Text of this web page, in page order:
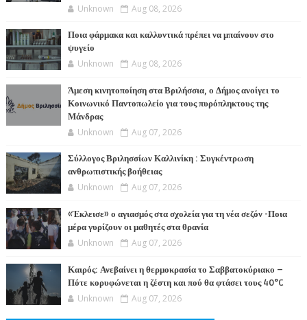
Unknown Aug 08, 2026
Ποια φάρμακα και καλλυντικά πρέπει να μπαίνουν στο
ψυγείο
Unknown Aug 08, 2026
Άμεση κινητοποίηση στα Βριλήσσια, ο Δήμος ανοίγει το
Κοινωνικό Παντοπωλείο για τους πυρόπληκτους της
Μάνδρας
Unknown Aug 07, 2026
Σύλλογος Βριλησσίων Καλλινίκη : Συγκέντρωση
ανθρωπιστικής βοήθειας
Unknown Aug 07, 2026
«Έκλεισε» ο αγιασμός στα σχολεία για τη νέα σεζόν -Ποια
μέρα γυρίζουν οι μαθητές στα θρανία
Unknown Aug 07, 2026
Καιρός: Ανεβαίνει η θερμοκρασία το Σαββατοκύριακο –
Πότε κορυφώνεται η ζέστη και πού θα φτάσει τους 40°C
Unknown Aug 07, 2026